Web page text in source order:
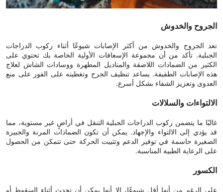
الجروح والخدوش
تعد الجروح والخدوش من أكثر الإصابات شيوعًا أثناء ركوب الدراجات
الجبلية. تأكد من أن مجموعة الإسعافات الأولية الخاصة بك تحتوي على
الكثير من الضمادات اللاصقة والمناديل المطهرة ووسادات الشاش لعلاج
هذه الإصابات الطفيفة. يساعد تنظيف الجرح وتغطيته على الفور على منع
العدوى وتعزيز الشفاء بشكل أسرع.
الالتواءات والسلالات
غالبًا ما يتضمن ركوب الدراجات الجبلية التنقل في أراضٍ غير مستوية، مما
قد يؤدي إلى الالتواء والإجهاد. يمكن أن تكون الضمادات المرنة والجبيرة
الصغيرة حاسمة في توفير الدعم وتثبيت الحركة حتى تتمكن من الحصول
على الرعاية الطبية المناسبة.
الكسور
على الرغم من أنها أقل شيوعًا، إلا أنها يمكن أن تحدث أثناء السقوط أو